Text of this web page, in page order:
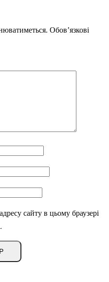
Обов’язкові
сайту в цьому браузері